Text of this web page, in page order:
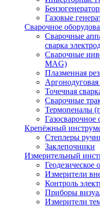
Газовые
Сварочное
Сварочные
сварка
Сварочные
MAG)
Плазменная
Точечная
Сварочные
Термопеналы
Газосварочное
Крепёжный
Степлеры
Заклепочники
Измерительный
Геодезическое
Измерители
Контроль
Приборы
Измерители